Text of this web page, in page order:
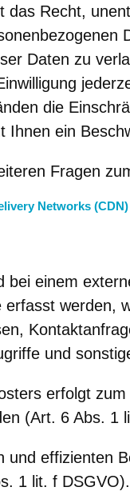
das Recht,
Daten zu
die
Ihnen ein
Fragen
Networks (CDN)
bei einem
werden,
und
erfolgt
(Art. 6 Abs. 1
und effizienten
1 lit. f DSGVO).